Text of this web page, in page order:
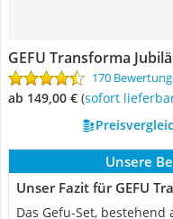
GEFU Transforma
170
ab 149,00 € ( Sofort
Unsere
Unser Fazit für GEFU
Das Gefu-Set,